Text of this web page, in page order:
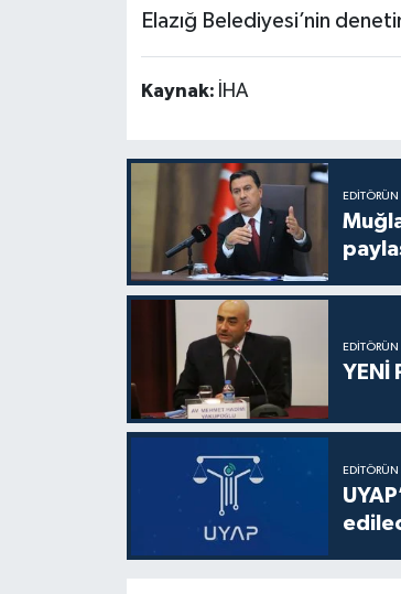
Elazığ Belediyesi’nin
Kaynak: İHA
EDITÖRÜN
EDITÖRÜN
YENİ
EDITÖRÜN